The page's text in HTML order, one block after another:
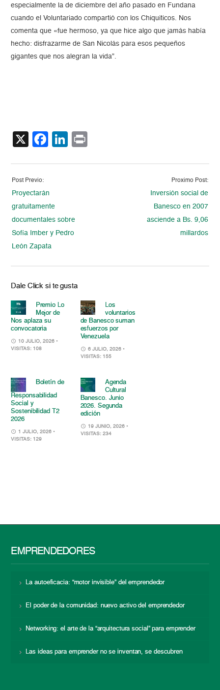
especialmente la de diciembre del año pasado en Fundana
cuando el Voluntariado compartió con los Chiquiticos. Nos
comenta que «fue hermoso, ya que hice algo que jamás había
hecho: disfrazarme de San Nicolás para esos pequeños
gigantes que nos alegran la vida”.
X Facebook
LinkedIn
Post Previo:
Proyectarán
gratuitamente
documentales sobre
Sofía Imber y Pedro
León Zapata
Proximo Post:
Inversión social de
Banesco en 2007
asciende a Bs. 9,06
millardos
Dale Click si te gusta
Premio Lo
Mejor de
Nos aplaza su
convocatoria
10 JULIO, 2026 •
VISITAS: 108
Los
voluntarios
de Banesco suman
esfuerzos por
Venezuela
6 JULIO, 2026 •
VISITAS: 155
Boletín de
Responsabilidad
Social y
Sostenibilidad T2
2026
1 JULIO, 2026 •
VISITAS: 129
Agenda
Cultural
Banesco. Junio
2026. Segunda
edición
19 JUNIO, 2026 •
VISITAS: 234
EMPRENDEDORES
La autoeficacia: “motor invisible” del emprendedor
El poder de la comunidad: nuevo activo del emprendedor
Networking: el arte de la “arquitectura social” para emprender
Las ideas para emprender no se inventan, se descubren